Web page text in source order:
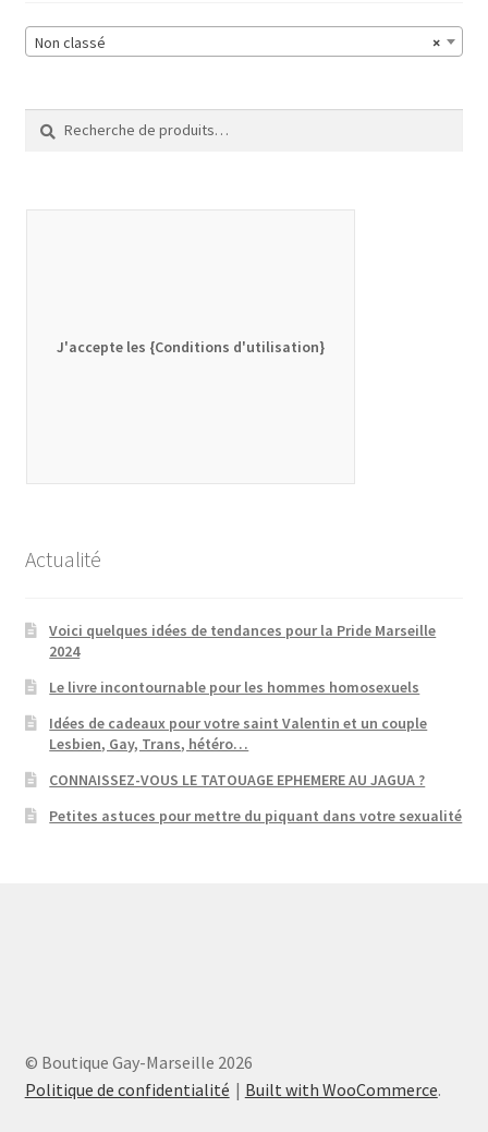
×
Non classé
pour :
J'accepte les {Conditions d'utilisation}
Actualité
Voici quelques idées de tendances pour la Pride Marseille
2024
Le livre incontournable pour les hommes homosexuels
Idées de cadeaux pour votre saint Valentin et un couple
Lesbien, Gay, Trans, hétéro…
CONNAISSEZ-VOUS LE TATOUAGE EPHEMERE AU JAGUA ?
Petites astuces pour mettre du piquant dans votre sexualité
© Boutique Gay-Marseille 2026
Politique de confidentialité
Built with WooCommerce.